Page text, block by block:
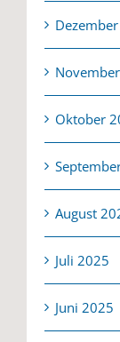
Oktober
August
Juli 2025
Juni 2025